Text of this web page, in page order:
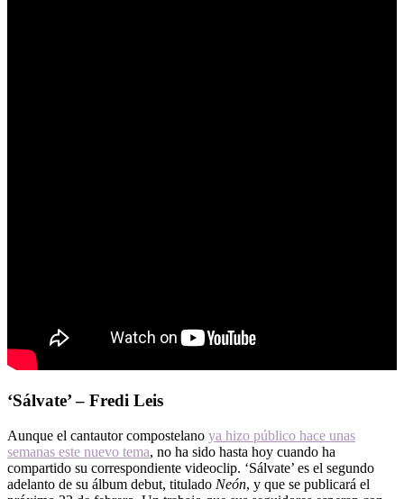
‘Sálvate’ – Fredi Leis
Aunque el cantautor compostelano ya hizo público hace unas
semanas este nuevo tema, no ha sido hasta hoy cuando ha
compartido su correspondiente videoclip. ‘Sálvate’ es el segundo
adelanto de su álbum debut, titulado Neón, y que se publicará el